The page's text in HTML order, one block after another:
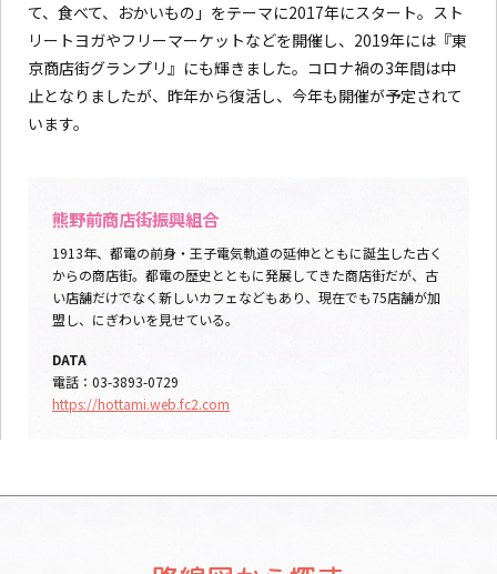
て、食べて、おかいもの」をテーマに2017年にスタート。スト
リートヨガやフリーマーケットなどを開催し、2019年には『東
京商店街グランプリ』にも輝きました。コロナ禍の3年間は中
止となりましたが、昨年から復活し、今年も開催が予定されて
います。
熊野前商店街振興組合
1913年、都電の前身・王子電気軌道の延伸とともに誕生した古く
からの商店街。都電の歴史とともに発展してきた商店街だが、古
い店舗だけでなく新しいカフェなどもあり、現在でも75店舗が加
盟し、にぎわいを見せている。
DATA
電話：03-3893-0729
https://hottami.web.fc2.com